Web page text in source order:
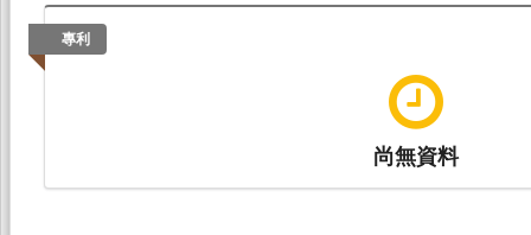
專利
尚無資料